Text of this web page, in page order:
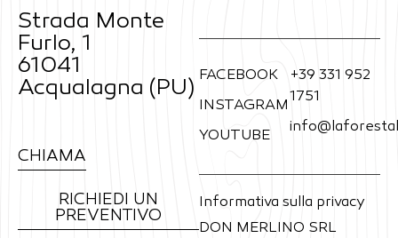
Strada Monte
Furlo, 1
61041
Acqualagna (PU)
CHIAMA
RICHIEDI UN
PREVENTIVO
FACEBOOK
INSTAGRAM
YOUTUBE
+39 331 952
1751
Informativa sulla privacy
DON MERLINO SRL